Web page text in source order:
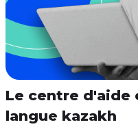
Le centre d'aide
langue kazakh